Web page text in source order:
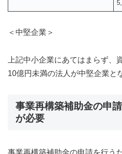
＜中堅企業＞
上記中小企業にあてはまらず、
10億円未満の法人が中堅企業と
事業再構築補助金の申
が必要